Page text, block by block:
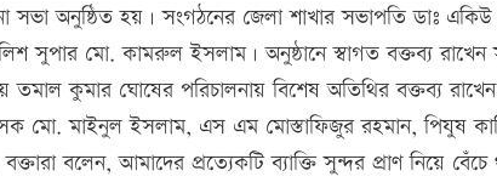
সভা অনুষ্ঠিত হয়। সংগঠনের জেলা শাখার সভাপতি ডাঃ
সুপার মো. কামরুল ইসলাম। অনুষ্ঠানে স্বাগত বক্তব্য রাখেন
তমাল কুমার ঘোষের পরিচালনায় বিশেষ অতিথির বক্তব্য
মো. মাইনুল ইসলাম, এস এম মোস্তাফিজুর রহমান, পিযুষ
বলেন, আমাদের প্রত্যেকটি ব্যাক্তি সুন্দর প্রাণ নিয়ে